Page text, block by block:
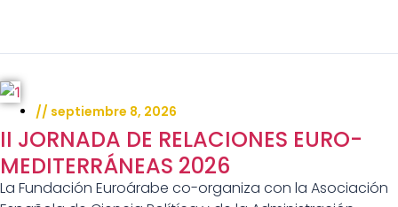
// septiembre 8, 2026
II JORNADA DE RELACIONES EURO-
MEDITERRÁNEAS 2026
La Fundación Euroárabe co-organiza con la Asociación